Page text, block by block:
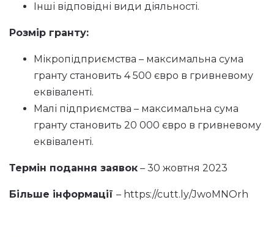
Інші відповідні види діяльності.
Розмір гранту:
Мікропідприємства – максимальна сума
гранту становить 4 500 євро в гривневому
еквіваленті.
Малі підприємства – максимальна сума
гранту становить 20 000 євро в гривневому
еквіваленті.
Термін подання заявок – 30 жовтня 2023
Більше інформації – https://cutt.ly/JwoMNOrh